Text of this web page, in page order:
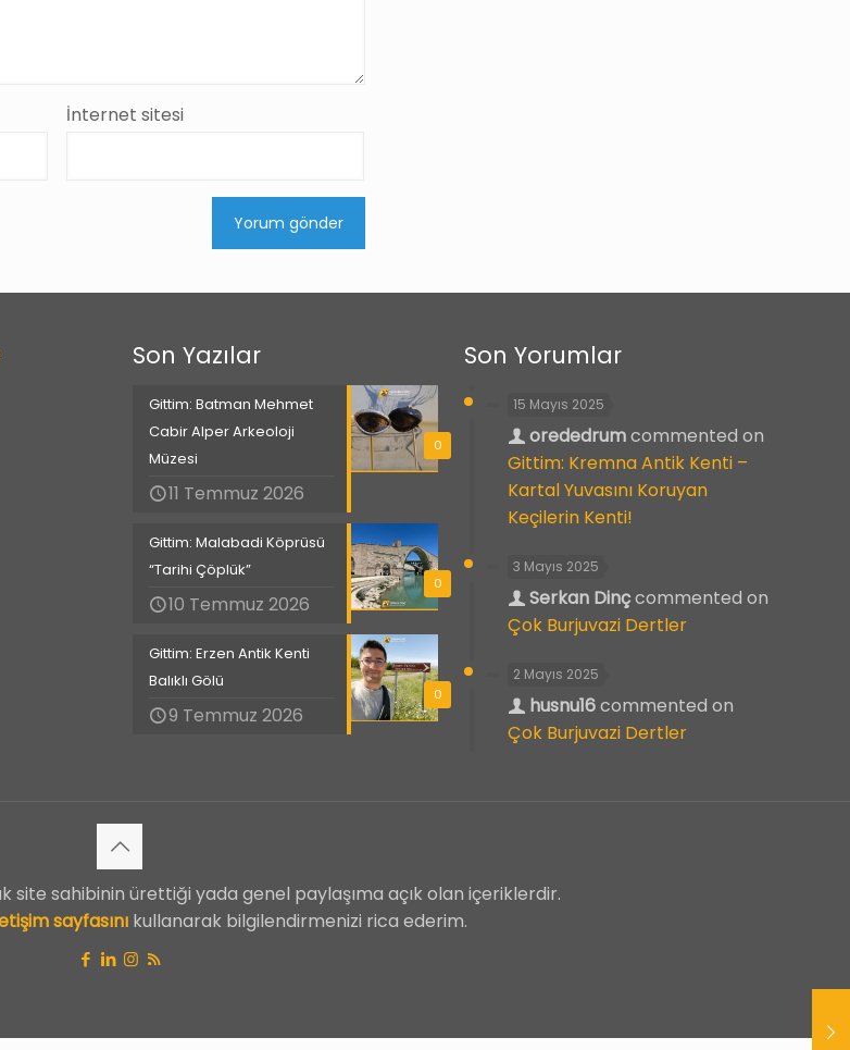
İnternet sitesi
Son Yazılar
0
Gittim: Batman Mehmet
Cabir Alper Arkeoloji
Müzesi
11 Temmuz 2026
0
Gittim: Malabadi Köprüsü
“Tarihi Çöplük”
10 Temmuz 2026
0
Gittim: Erzen Antik Kenti
Balıklı Gölü
9 Temmuz 2026
Son Yorumlar
15 Mayıs 2025
orededrumcommented on
Gittim: Kremna Antik Kenti –
Kartal Yuvasını Koruyan
Keçilerin Kenti!
3 Mayıs 2025
Serkan Dinçcommented on
Çok Burjuvazi Dertler
2 Mayıs 2025
husnu16commented on
Çok Burjuvazi Dertler
site sahibinin ürettiği yada genel paylaşıma açık olan içeriklerdir.
sayfasını kullanarak bilgilendirmenizi rica ederim.